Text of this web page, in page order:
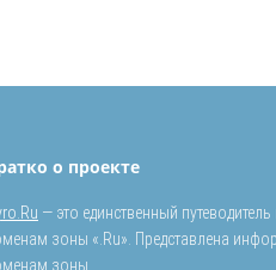
о проекте
— это единственный
зоны «.Ru». Представлена
зоны.